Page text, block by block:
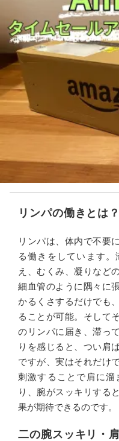
リンパの働きとは？
リンパは、体内で不要
る働きをしています
え、むくみ、凝りなど
細血管のように隅々に
かるくさするだけでも
ることが可能。そして
のリンパに届き、滞っ
りを感じると、つい肩
ですが、実はそれだけ
刺激することで肩に溜
り、腕がスッキリする
果が期待できるのです。
二の腕スッキリ・